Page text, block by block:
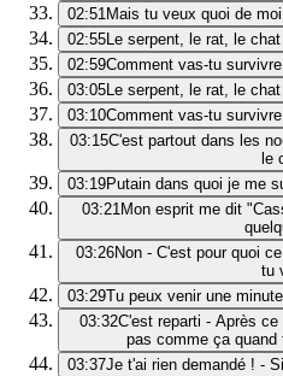
02:51Mais tu veux quoi de
02:55Le serpent, le rat, le
02:59Comment vas-tu
03:05Le serpent, le rat, le
03:10Comment vas-tu
03:15C'est partout dans les
le
03:19Putain dans quoi je me
03:21Mon esprit me dit
03:26Non - C'est pour quoi
tu
03:29Tu peux venir une
03:32C'est reparti - Après
pas comme ça
03:37Je t'ai rien demandé ! -